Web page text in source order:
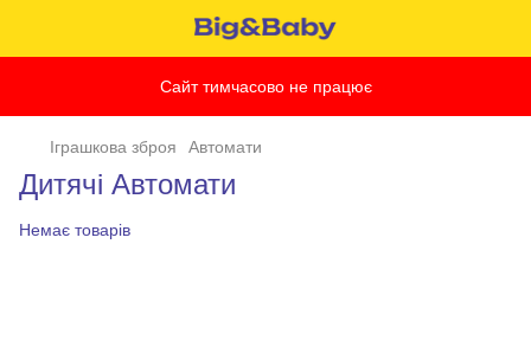
Сайт тимчасово не працює
Іграшкова зброя Автомати
Дитячі Автомати
Немає товарів